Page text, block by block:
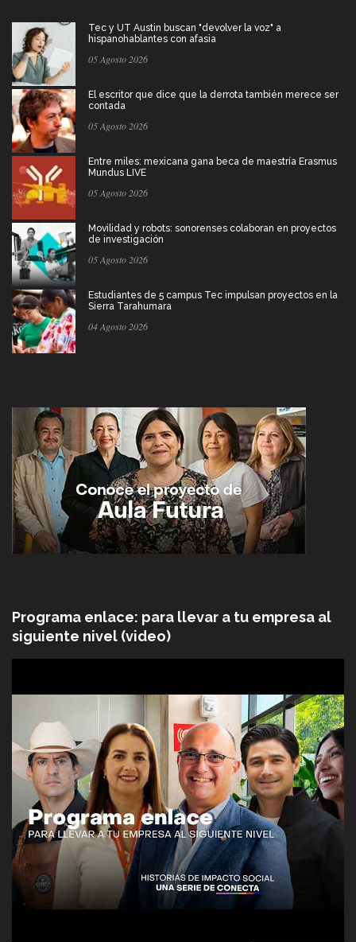
Tec y UT Austin buscan "devolver la voz" a
hispanohablantes con afasia
05 Agosto 2026
El escritor que dice que la derrota también merece ser
contada
05 Agosto 2026
Entre miles: mexicana gana beca de maestría Erasmus
Mundus LIVE
05 Agosto 2026
Movilidad y robots: sonorenses colaboran en proyectos
de investigación
05 Agosto 2026
Estudiantes de 5 campus Tec impulsan proyectos en la
Sierra Tarahumara
04 Agosto 2026
Programa enlace: para llevar a tu empresa al
siguiente nivel (video)